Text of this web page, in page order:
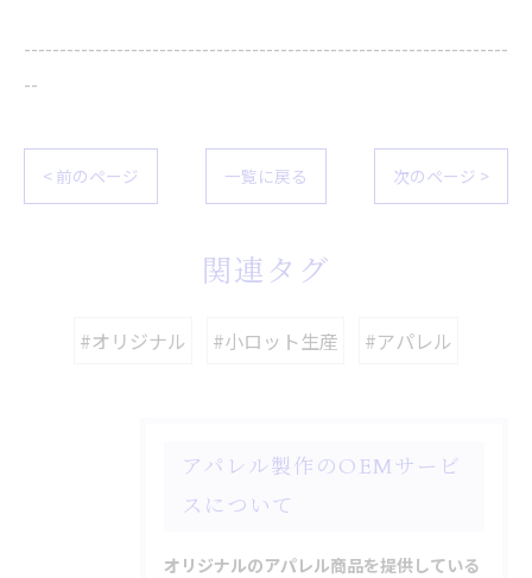
--------------------------------------------------------------------
--
< 前のページ 一覧に戻る 次のページ >
関連タグ
#オリジナル #小ロット生産 #アパレル
アパレル製作のOEMサービ
スについて
オリジナルのアパレル商品を提供している